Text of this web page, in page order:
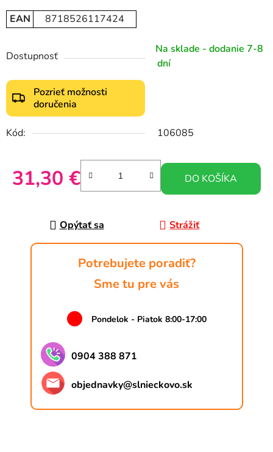
EAN 8718526117424
Dostupnosť
Na sklade - dodanie 7-8
dní
Pozrieť možnosti
doručenia
Kód: 106085
31,30 € DO KOŠÍKA
Opýtať sa Strážiť
Potrebujete poradiť?
Sme tu pre vás
Pondelok - Piatok 8:00-17:00
0904 388 871
objednavky@slnieckovo.sk